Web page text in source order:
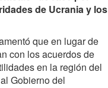
de Ucrania y los
que en lugar de
con los acuerdos de
en la región del
Gobierno del